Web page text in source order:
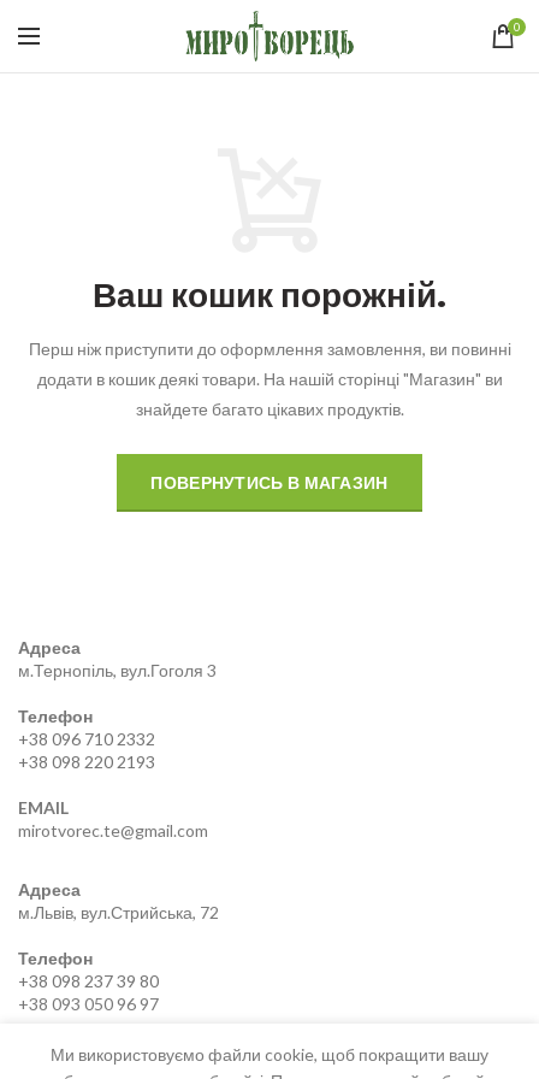
0
Ваш кошик порожній.
Перш ніж приступити до оформлення замовлення, ви повинні
додати в кошик деякі товари. На нашій сторінці "Магазин" ви
знайдете багато цікавих продуктів.
ПОВЕРНУТИСЬ В МАГАЗИН
Адреса
м.Тернопіль, вул.Гоголя 3
Телефон
+38 096 710 2332
+38 098 220 2193
EMAIL
mirotvorec.te@gmail.com
Адреса
м.Львів, вул.Стрийська, 72
Телефон
+38 098 237 39 80
+38 093 050 96 97
EMAIL
mirotvorec.lviv@gmail.com
Ми використовуємо файли cookie, щоб покращити вашу